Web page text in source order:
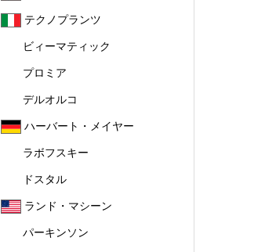
テクノプランツ
ビィーマティック
プロミア
デルオルコ
ハーバート・メイヤー
ラボフスキー
ドスタル
ランド・マシーン
パーキンソン